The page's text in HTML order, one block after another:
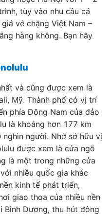
tùy vào nhu cầu cá
vé chặng Việt Nam –
hàng không. Bạn hãy
và cũng được xem là
Mỹ. Thành phố có vị trí
phía Đông Nam của đảo
là khoảng hơn 177 km
người. Nhờ sở hữu vị
được xem là cửa ngõ
là một trong những cửa
nhiều quốc gia khác
kinh tế phát triển,
giao thoa của nhiều nền
Bình Dương, thu hút đông